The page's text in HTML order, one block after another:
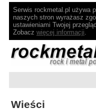
Serwis rockmetal.pl używa
naszych stron wyrażasz
ustawieniami Twojej
Zobacz więcej informacji.
Wieści